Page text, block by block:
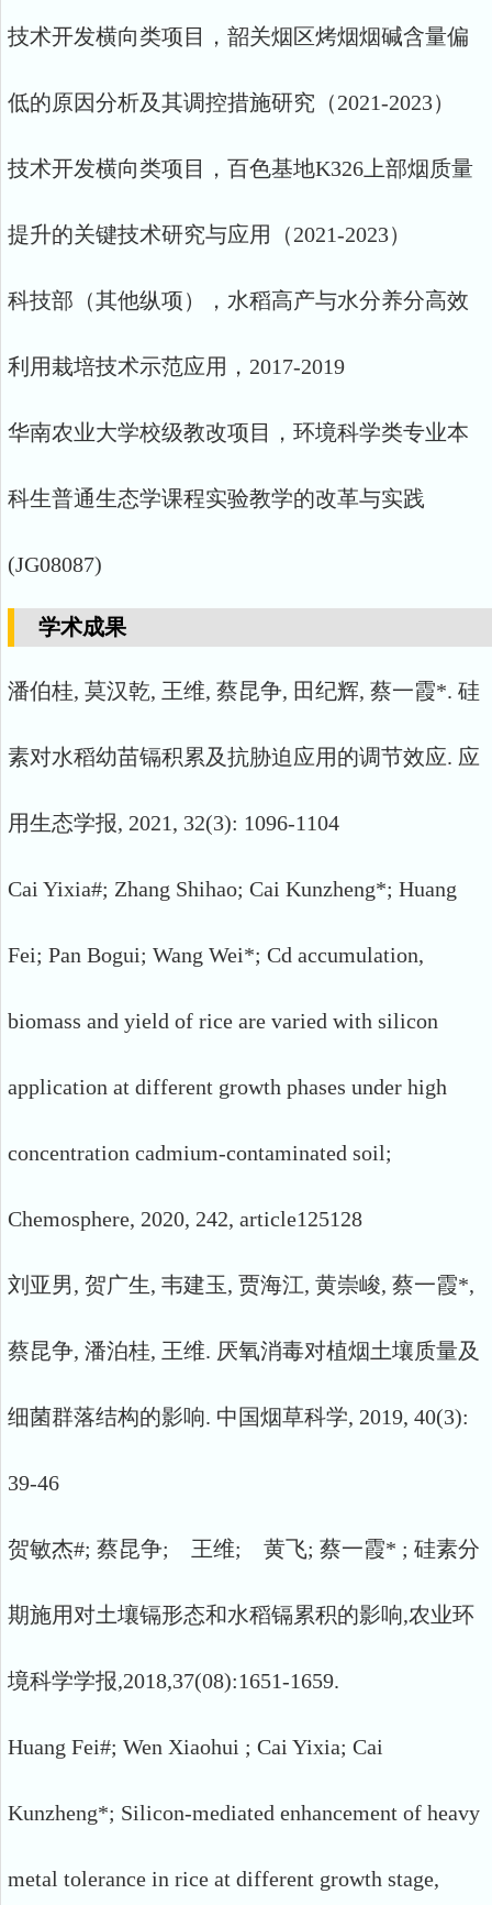
技术开发横向类项目，韶关烟区烤烟烟碱含量偏
低的原因分析及其调控措施研究（2021-2023）
技术开发横向类项目，百色基地K326上部烟质量
提升的关键技术研究与应用（2021-2023）
科技部（其他纵项），水稻高产与水分养分高效
利用栽培技术示范应用，2017-2019
华南农业大学校级教改项目，环境科学类专业本
科生普通生态学课程实验教学的改革与实践
(JG08087)
学术成果
潘伯桂, 莫汉乾, 王维, 蔡昆争, 田纪辉, 蔡一霞*. 硅
素对水稻幼苗镉积累及抗胁迫应用的调节效应. 应
用生态学报, 2021, 32(3): 1096-1104
Cai Yixia#; Zhang Shihao; Cai Kunzheng*; Huang
Fei; Pan Bogui; Wang Wei*; Cd accumulation,
biomass and yield of rice are varied with silicon
application at different growth phases under high
concentration cadmium-contaminated soil;
Chemosphere, 2020, 242, article125128
刘亚男, 贺广生, 韦建玉, 贾海江, 黄崇峻, 蔡一霞*,
蔡昆争, 潘泊桂, 王维. 厌氧消毒对植烟土壤质量及
细菌群落结构的影响. 中国烟草科学, 2019, 40(3):
39-46
贺敏杰#; 蔡昆争; 王维; 黄飞; 蔡一霞* ; 硅素分
期施用对土壤镉形态和水稻镉累积的影响,农业环
境科学学报,2018,37(08):1651-1659.
Huang Fei#; Wen Xiaohui ; Cai Yixia; Cai
Kunzheng*; Silicon-mediated enhancement of heavy
metal tolerance in rice at different growth stage,